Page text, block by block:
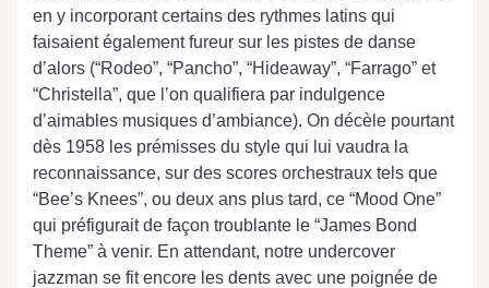
en y incorporant certains des rythmes latins qui
faisaient également fureur sur les pistes de danse
d’alors (“Rodeo”, “Pancho”, “Hideaway”, “Farrago” et
“Christella”, que l’on qualifiera par indulgence
d’aimables musiques d’ambiance). On décèle pourtant
dès 1958 les prémisses du style qui lui vaudra la
reconnaissance, sur des scores orchestraux tels que
“Bee’s Knees”, ou deux ans plus tard, ce “Mood One”
qui préfigurait de façon troublante le “James Bond
Theme” à venir. En attendant, notre undercover
jazzman se fit encore les dents avec une poignée de